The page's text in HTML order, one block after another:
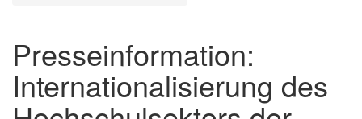
Presseinformation:
Internationalisierung des